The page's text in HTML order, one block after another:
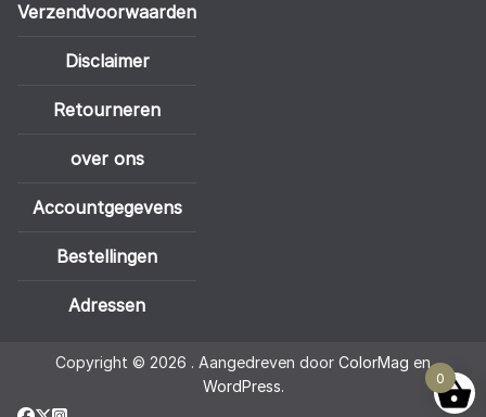
Verzendvoorwaarden
Disclaimer
Retourneren
over ons
Accountgegevens
Bestellingen
Adressen
Copyright © 2026 . Aangedreven door ColorMag en
WordPress. 0